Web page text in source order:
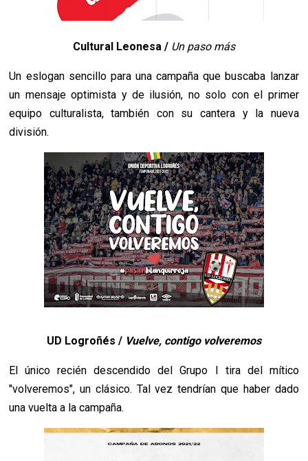
Cultural Leonesa / Un paso más
Un eslogan sencillo para una campaña que buscaba lanzar
un mensaje optimista y de ilusión, no solo con el primer
equipo culturalista, también con su cantera y la nueva
división.
UD Logroñés / Vuelve, contigo volveremos
El único recién descendido del Grupo I tira del mítico
"volveremos", un clásico. Tal vez tendrían que haber dado
una vuelta a la campaña.